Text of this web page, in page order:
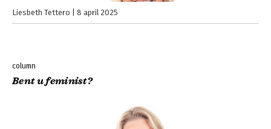
Liesbeth Tettero 8 april 2025
column
Bent u feminist?